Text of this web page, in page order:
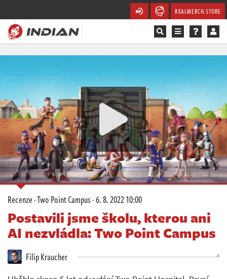
REALMERCH.STORE
Recenze
Videa
Soutěže
Databáze
Komunita
Redakce
Živě
Recenze·Two Point Campus·6. 8. 2022 10:00
Postavili jsme školu, kterou ani
AI nezvládla: Two Point Campus
Filip Kraucher